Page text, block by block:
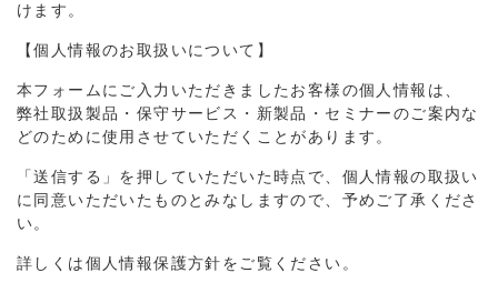
けます。
【個人情報のお取扱いについて】
本フォームにご入力いただきましたお客様の個人情報は、
弊社取扱製品・保守サービス・新製品・セミナーのご案内な
どのために使用させていただくことがあります。
「送信する」を押していただいた時点で、個人情報の取扱い
に同意いただいたものとみなしますので、予めご了承くださ
い。
詳しくは個人情報保護方針をご覧ください。